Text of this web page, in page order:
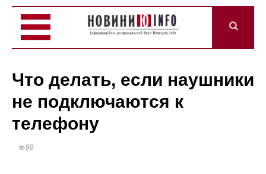
Что делать, если наушники
не подключаются к
телефону
98